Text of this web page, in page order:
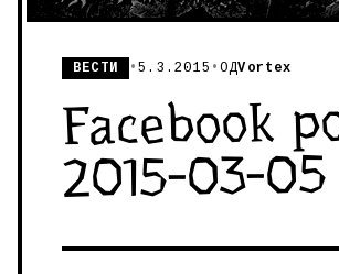
ВЕСТИ •5.3.2015 •ОДVortex
Facebook
2015-03-05